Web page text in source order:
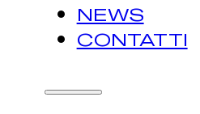
NEWS
CONTATTI